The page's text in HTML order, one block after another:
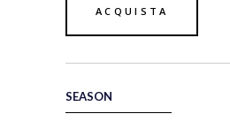
ACQUISTA
SEASON